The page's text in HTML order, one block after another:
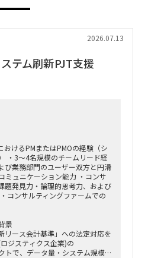
2026.07.13
テム刷新PJT支援
おけるPMまたはPMOの経験（シ
・3〜4名規模のチームリード経
び業務部門のユーザー双方と円滑
ミュニケーション能力 ・コンサ
題発見力・論理的思考力、および
コンサルティングファームでの
景
リース会計基準」への法定対応を
ジスティクス企業)の
トで、データ量・システム規模と